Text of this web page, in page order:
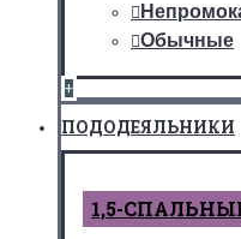
Обычные
+
ПОДОДЕЯЛЬНИКИ
1,5-